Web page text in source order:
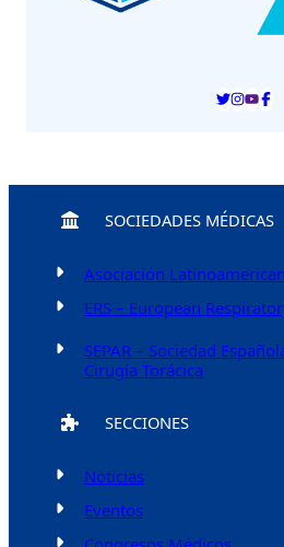
SOCIEDADES MÉDICAS
Asociación
ERS – European
SEPAR – Sociedad
Cirugía Torácica
SECCIONES
Noticias
Eventos